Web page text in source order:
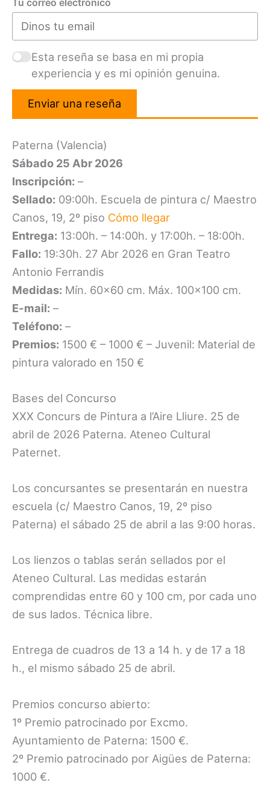
Tu correo electrónico
Esta reseña se basa en mi propia
experiencia y es mi opinión genuina.
Enviar una reseña
Paterna (Valencia)
Sábado 25 Abr 2026
Inscripción: –
Sellado: 09:00h. Escuela de pintura c/ Maestro
Canos, 19, 2º piso Cómo llegar
Entrega: 13:00h. – 14:00h. y 17:00h. – 18:00h.
Fallo: 19:30h. 27 Abr 2026 en Gran Teatro
Antonio Ferrandis
Medidas: Mín. 60×60 cm. Máx. 100×100 cm.
E-mail: –
Teléfono: –
Premios: 1500 € – 1000 € – Juvenil: Material de
pintura valorado en 150 €
Bases del Concurso
XXX Concurs de Pintura a l’Aire Lliure. 25 de
abril de 2026 Paterna. Ateneo Cultural
Paternet.
Los concursantes se presentarán en nuestra
escuela (c/ Maestro Canos, 19, 2º piso
Paterna) el sábado 25 de abril a las 9:00 horas.
Los lienzos o tablas serán sellados por el
Ateneo Cultural. Las medidas estarán
comprendidas entre 60 y 100 cm, por cada uno
de sus lados. Técnica libre.
Entrega de cuadros de 13 a 14 h. y de 17 a 18
h., el mismo sábado 25 de abril.
Premios concurso abierto:
1º Premio patrocinado por Excmo.
Ayuntamiento de Paterna: 1500 €.
2º Premio patrocinado por Aigües de Paterna:
1000 €.